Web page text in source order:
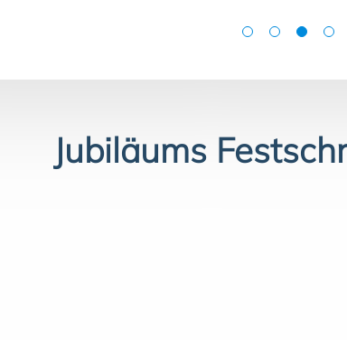
Jubiläums